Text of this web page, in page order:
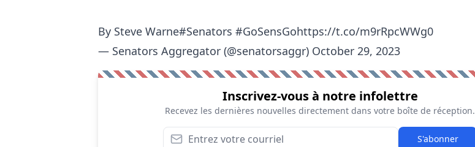
By Steve Warne#Senators #GoSensGohttps://t.co/m9rRpcWWg0
— Senators Aggregator (@senatorsaggr) October 29, 2023
Inscrivez-vous à notre infolettre
Recevez les dernières nouvelles directement dans votre boîte de réception.
S'abonner